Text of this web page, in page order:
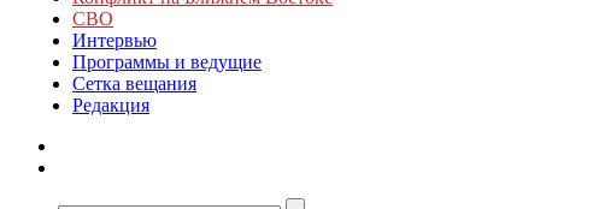
СВО
Интервью
Программы и ведущие
Сетка вещания
Редакция